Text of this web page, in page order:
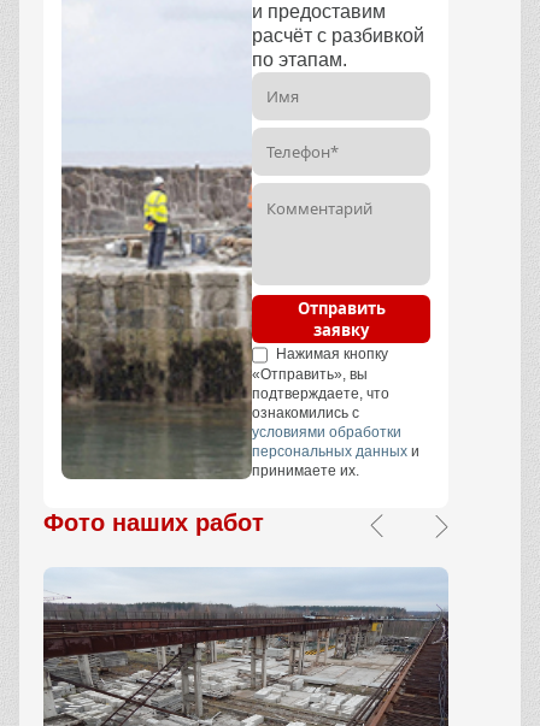
и предоставим
расчёт с разбивкой
по этапам.
Отправить
заявку
Нажимая кнопку
«Отправить», вы
подтверждаете, что
ознакомились с
условиями обработки
персональных данных и
принимаете их.
Фото наших работ